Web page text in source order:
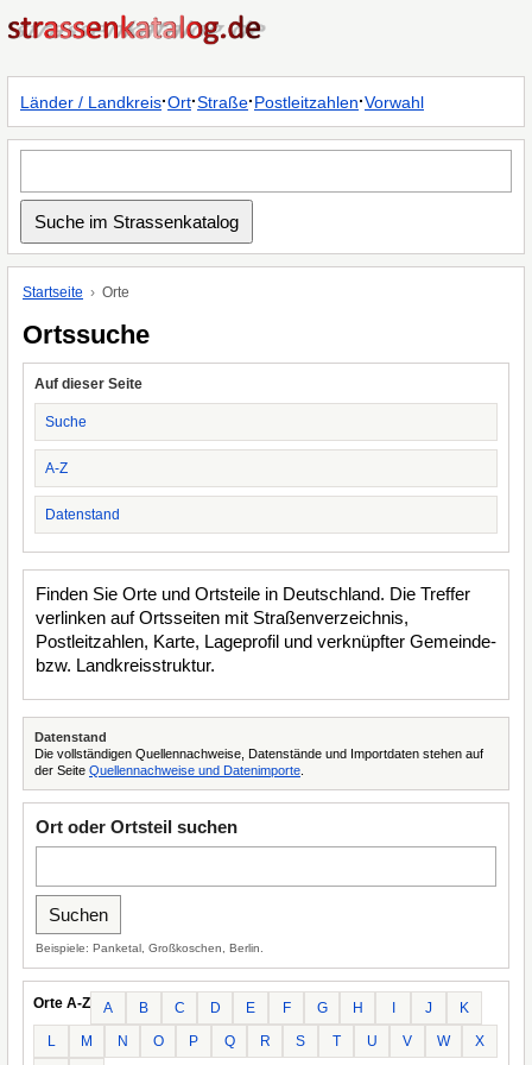
Länder / Landkreis·Ort·Straße·Postleitzahlen·Vorwahl
Startseite Orte
Ortssuche
Auf dieser Seite
Suche
A-Z
Datenstand
Finden Sie Orte und Ortsteile in Deutschland. Die Treffer
verlinken auf Ortsseiten mit Straßenverzeichnis,
Postleitzahlen, Karte, Lageprofil und verknüpfter Gemeinde-
bzw. Landkreisstruktur.
Datenstand
Die vollständigen Quellennachweise, Datenstände und Importdaten stehen auf
der Seite Quellennachweise und Datenimporte
Ort oder Ortsteil suchen
Beispiele: Panketal, Großkoschen, Berlin.
Orte A-Z A B C D E F G H J
K
L
M N O P Q R S T U V W X